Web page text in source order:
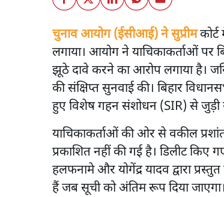
चुनाव आयोग (ईसीआई) ने सुप्रीम
लगाया। आयोग ने याचिकाकर्ताओं पर
झूठे दावे करने का आरोप लगाया है।
की संक्षिप्त सुनवाई की। बिहार
हुए विशेष गहन संशोधन (SIR) से जुड़ी
याचिकाकर्ताओं की ओर से वकील
प्रकाशित नहीं की गई है। डिलीट किए
हलफनामे और योगेंद्र यादव द्वारा
हैं जब सूची को अंतिम रूप दिया